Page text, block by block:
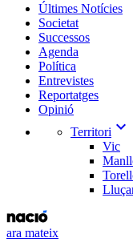
Últimes Notícies
Societat
Successos
Agenda
Política
Entrevistes
Reportatges
Opinió
Territori expand_more
Vic
ara mateix